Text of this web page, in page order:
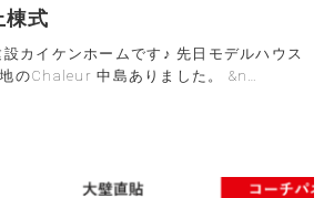
棟式
カイケンホームです♪ 先日モデルハウス
のChaleur 中島ありました。 &n…